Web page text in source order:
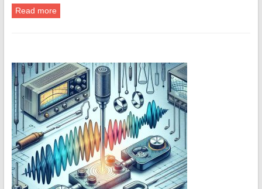
Read more